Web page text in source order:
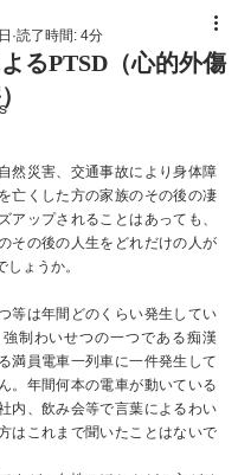
るPTSD（心的外傷
読了時間: 4分
然災害、交通事故により身体障
亡くした方の家族のその後の凄
アップされることはあっても、
その後の人生をどれだけの人が
ょうか。
等は年間どのくらい発生してい
制わいせつの一つである痴漢
満員電車一列車に一件発生して
。年間何本の電車が動いている
内、飲み会等で言葉によるわい
はこれまで聞いたことはないで